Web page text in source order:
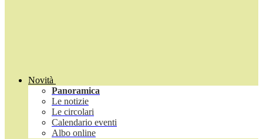
Novità
Panoramica
Le notizie
Le circolari
Calendario eventi
Albo online